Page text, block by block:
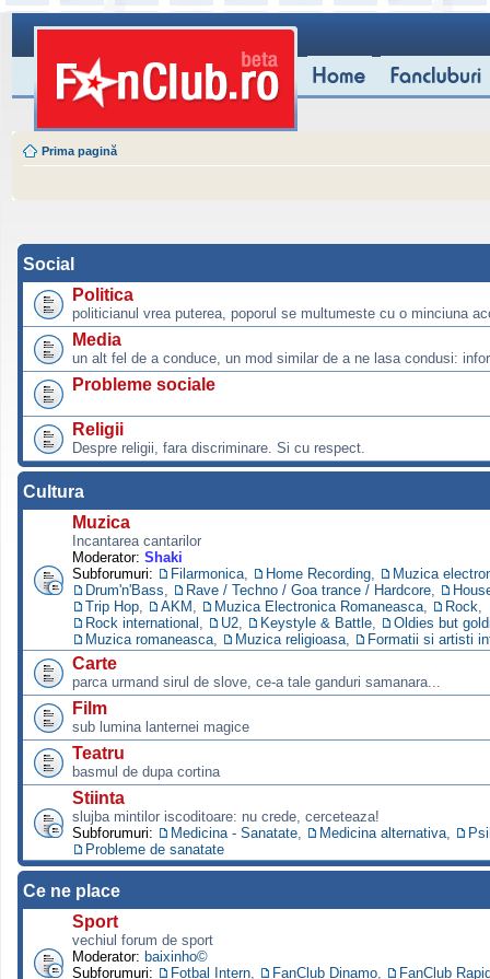
Prima pagină
Social
Politica
politicianul vrea puterea, poporul se multumeste cu o minciuna
Media
un alt fel de a conduce, un mod similar de a ne lasa condusi:
Probleme sociale
Religii
Despre religii, fara discriminare. Si cu respect.
Cultura
Muzica
Incantarea cantarilor
Moderator: Shaki
Subforumuri:
Filarmonica Home Recording
Muzica
Drum'n'Bass
Rave / Techno / Goa trance / Hardcore
Trip Hop
AKM Muzica Electronica Romaneasca Rock
Rock international
U2 Keystyle & Battle
Oldies but
Muzica romaneasca
Muzica religioasa Formatii si artisti
Carte
parca urmand sirul de slove, ce-a tale ganduri samanara...
Film
sub lumina lanternei magice
Teatru
basmul de dupa cortina
Stiinta
slujba mintilor iscoditoare: nu crede, cerceteaza!
Subforumuri:
Medicina - Sanatate Medicina alternativa
Probleme de sanatate
Ce ne place
Sport
vechiul forum de sport
Moderator: baixinho©
Subforumuri:
Fotbal Intern FanClub Dinamo
FanClub